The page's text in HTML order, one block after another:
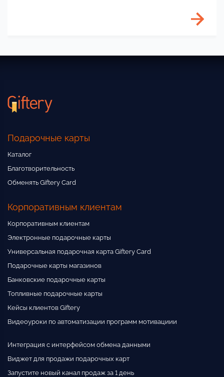
Подарочные карты
Каталог
Благотворительность
Обменять Giftery Card
Корпоративным клиентам
Корпоративным клиентам
Электронные подарочные карты
Универсальная подарочная карта Giftery Card
Подарочные карты магазинов
Банковские подарочные карты
Топливные подарочные карты
Кейсы клиентов Giftery
Видеоуроки по автоматизации программ мотивациии
Интеграция с интерфейсом обмена данными
Виджет для продажи подарочных карт
Запустите новый канал продаж за 1 день